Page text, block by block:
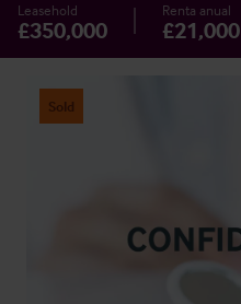
Leasehold
£350,000
Renta anual
£21,000
Sold